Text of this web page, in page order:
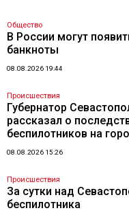
Общество
В России могут
банкноты
08.08.2026 19:44
Происшествия
Губернатор
рассказал о
беспилотников на
08.08.2026 15:26
Происшествия
За сутки над
беспилотника